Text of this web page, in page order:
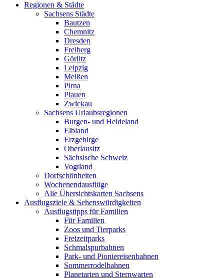
Regionen & Städte
Sachsens Städte
Bautzen
Chemnitz
Dresden
Freiberg
Görlitz
Leipzig
Meißen
Pirna
Plauen
Zwickau
Sachsens Urlaubsregionen
Burgen- und Heideland
Elbland
Erzgebirge
Oberlausitz
Sächsische Schweiz
Vogtland
Dorfschönheiten
Wochenendausflüge
Alle Übersichtskarten Sachsens
Ausflugsziele & Sehenswürdigkeiten
Ausflugstipps für Familien
Für Familien
Zoos und Tierparks
Freizeitparks
Schmalspurbahnen
Park- und Pioniereisenbahnen
Sommerrodelbahnen
Planetarien und Sternwarten